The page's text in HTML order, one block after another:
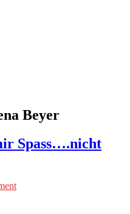
Beyer
Spass….nicht